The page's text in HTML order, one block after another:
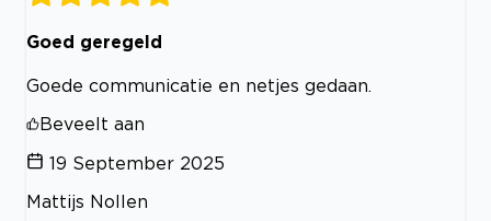
Goed geregeld
Goede communicatie en netjes gedaan.
Beveelt aan
19 September 2025
Mattijs Nollen